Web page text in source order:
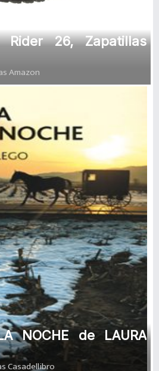
Rider 26, Zapatillas
Amazon
NOCHE de LAURA
Casadellibro